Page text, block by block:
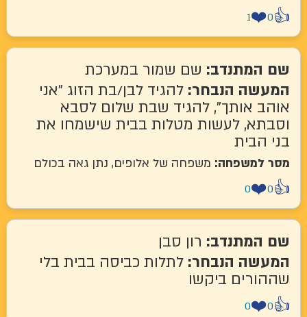
👍
0
❤️
1
שם המתנדב: שם שמור במערכת
המעשה הנבחר: להגיד לבן/בת הזוג "אני
אוהב אותך", להגיד שבת שלום לסבא
וסבתא, לעשות מטלות בבית שישמחו את
בני הבית
מסר למשפחה: משפחה של אלופים, נתן גאה בכולם
👍
0
❤️
0
שם המתנדב: רון סבן
המעשה הנבחר: לתלות כביסה בבית בלי
שההורים ביקשו
👍
0
❤️
0